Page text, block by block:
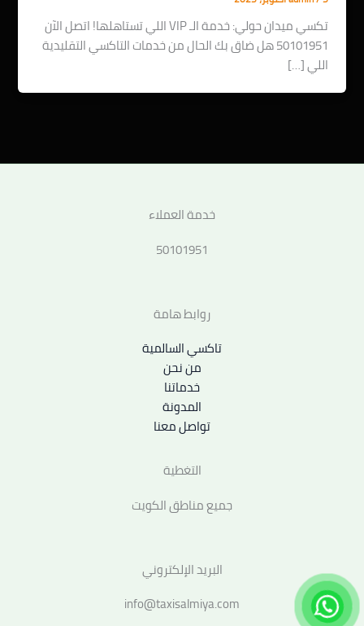
تكسي ميدان حولي: خدمة الـ VIP اللي تستاهلها! اتصل الآن
50101951 هل ضاق بك الحال من خدمات التاكسي التقليدية
اللي […]
خدمة العملاء
50101951
روابط هامة
تاكسي السالمية
من نحن
خدماتنا
المدونة
تواصل معنا
التغطية
جميع مناطق الكويت
البريد الإلكتروني
info@taxisalmiya.com